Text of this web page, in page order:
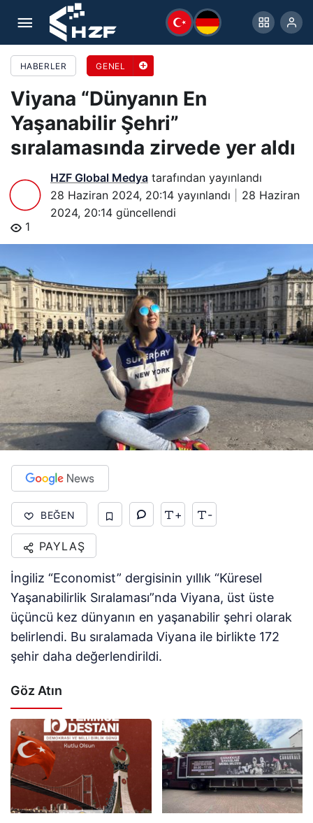
HABERLER GENEL
Viyana “Dünyanın En
Yaşanabilir Şehri”
sıralamasında zirvede yer aldı
HZF Global Medya tarafından yayınlandı
28 Haziran 2024, 20:14 yayınlandı
28 Haziran
2024, 20:14 güncellendi
1
BEĞEN + -
PAYLAŞ
İngiliz “Economist” dergisinin yıllık “Küresel
Yaşanabilirlik Sıralaması”nda Viyana, üst üste
üçüncü kez dünyanın en yaşanabilir şehri olarak
belirlendi. Bu sıralamada Viyana ile birlikte 172
şehir daha değerlendirildi.
Göz Atın
Viyana “Dünyanın En Yaşanabilir Şehri”
sıralamasında zirvede yer aldı